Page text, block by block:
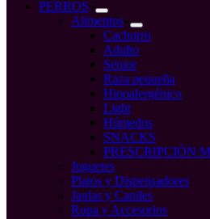
compraPERROS
Alimentos
Cachorro
Adulto
Senior
Raza pequeña
Hipoalergénico
Light
Húmedos
SNACKS
PRESCRIPCIÓN
Juguetes
Platos y Dispensadores
Jaulas y Caniles
Ropa y Accesorios